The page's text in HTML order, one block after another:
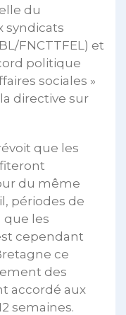
du
syndicats
FNCTTFEL) et
politique
sociales »
directive sur
que les
du même
périodes de
que les
cependant
ce
des
accordé aux
semaines.